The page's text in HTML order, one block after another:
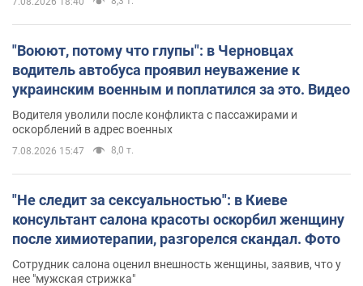
"Воюют, потому что глупы": в Черновцах
водитель автобуса проявил неуважение к
украинским военным и поплатился за это. Видео
Водителя уволили после конфликта с пассажирами и
оскорблений в адрес военных
7.08.2026 15:47 8,0 т.
"Не следит за сексуальностью": в Киеве
консультант салона красоты оскорбил женщину
после химиотерапии, разгорелся скандал. Фото
Сотрудник салона оценил внешность женщины, заявив, что у
нее "мужская стрижка"